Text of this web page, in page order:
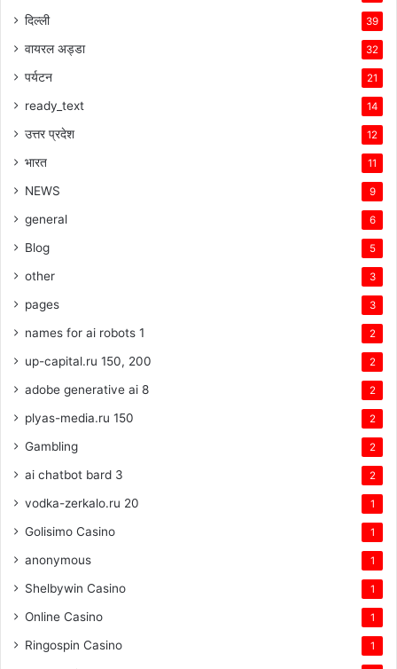
दिल्ली 39
वायरल अड्डा 32
पर्यटन 21
ready_text 14
उत्तर प्रदेश 12
भारत 11
NEWS 9
general 6
Blog 5
other 3
pages 3
names for ai robots 1 2
up-capital.ru 150, 200 2
adobe generative ai 8 2
plyas-media.ru 150 2
Gambling 2
ai chatbot bard 3 2
vodka-zerkalo.ru 20 1
Golisimo Casino 1
anonymous 1
Shelbywin Casino 1
Online Casino 1
Ringospin Casino 1